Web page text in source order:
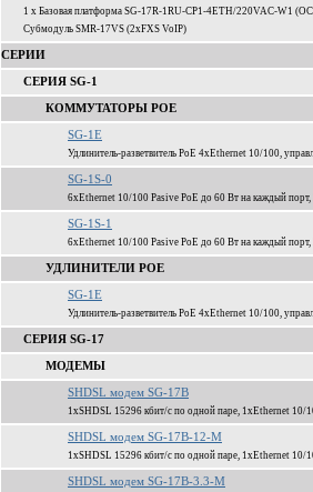
1 x Базовая платформа SG-17R-1RU-CP1-4ETH/220VAC-W1
Субмодуль SMR-17VS (2xFXS VoIP)
СЕРИИ
СЕРИЯ SG-1
КОММУТАТОРЫ POE
SG-1E
Удлинитель-разветвитель PoE 4xEthernet 10/100,
SG-1S-0
6xEthernet 10/100 Pasive PoE до 60 Вт на каждый
SG-1S-1
6xEthernet 10/100 Pasive PoE до 60 Вт на каждый
УДЛИНИТЕЛИ POE
SG-1E
Удлинитель-разветвитель PoE 4xEthernet 10/100,
СЕРИЯ SG-17
МОДЕМЫ
SHDSL модем SG-17B
1xSHDSL 15296 кбит/c по одной паре, 1xEthernet 10/
SHDSL модем SG-17B-12-M
1xSHDSL 15296 кбит/c по одной паре, 1xEthernet 10/
SHDSL модем SG-17B-3.3-M